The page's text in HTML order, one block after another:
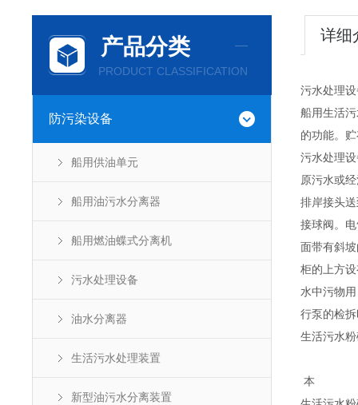
产品分类
PRODUCT CLASSIFICATION
防污染设备
船用供油单元
船用油污水分离器
船用燃油蝶式分离机
污水处理设备
油水分离器
生活污水处理装置
新型油污水分离装置
详细
污水处理
船用生活
的功能。
污水处理
原污水或
排岸接头
接球阀。
面带有斜
柜的上方
水中污物
行泵的检
生活污水
本